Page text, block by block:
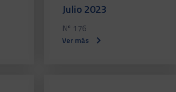
Julio 2023
Nº 176
Ver más